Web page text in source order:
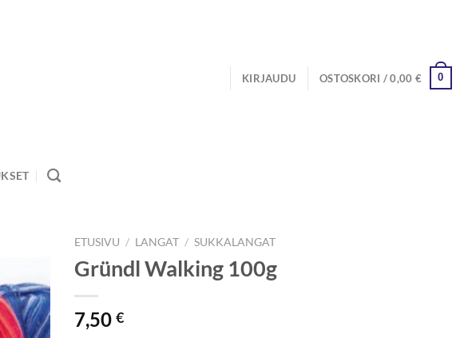
KIRJAUDU OSTOSKORI /0,00 € 0
ETUSIVU / LANGAT / SUKKALANGAT
Gründl Walking 100g
7,50 €